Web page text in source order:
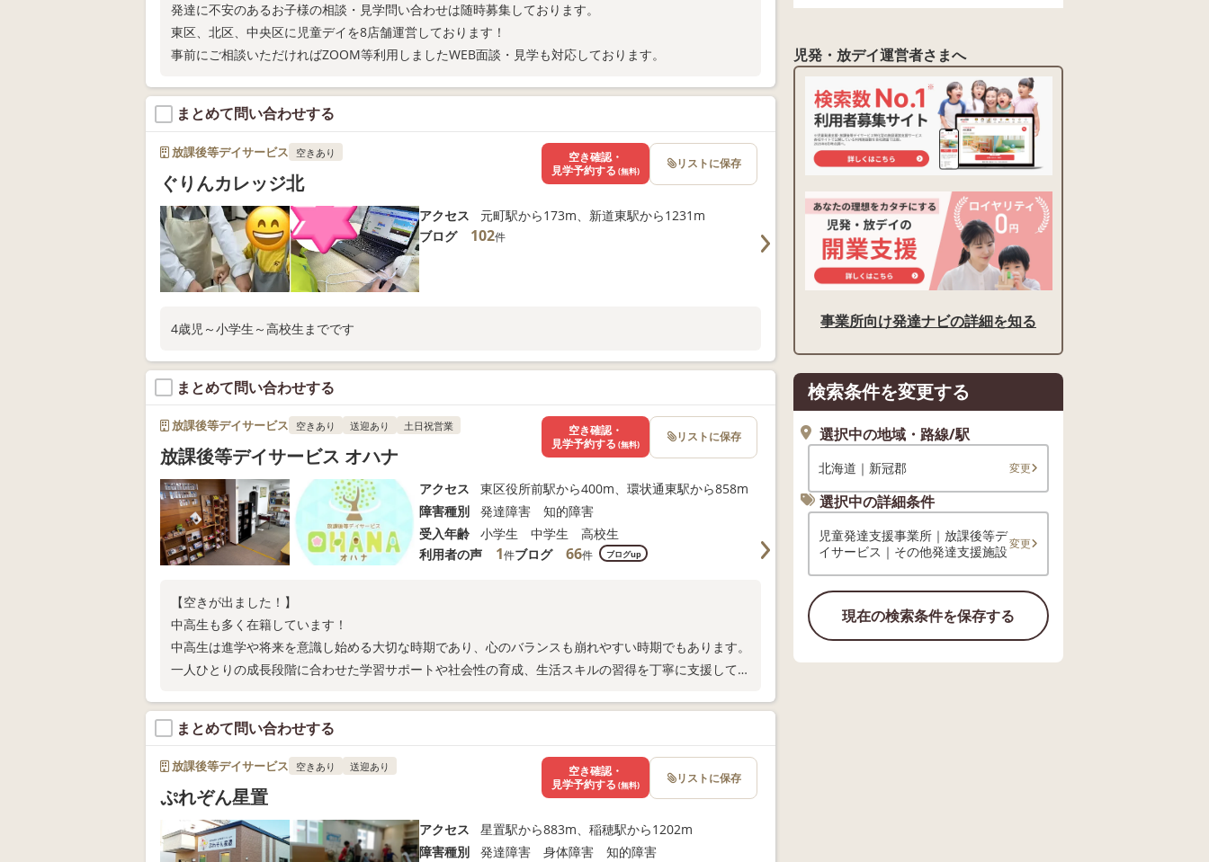
発達に不安のあるお子様の相談・見学問い合わせは随時募集しております。
東区、北区、中央区に児童デイを8店舗運営しております！
事前にご相談いただければZOOM等利用しましたWEB面談・見学も対応しております。
まとめて問い合わせする
放課後等デイサービス 空きあり
ぐりんカレッジ北
アクセス
元町駅から173m、新道東駅から1231m
ブログ
102件
4歳児～小学生～高校生までです
空き確認・
見学予約する (無料) リストに保存
まとめて問い合わせする
放課後等デイサービス 空きあり 送迎あり 土日祝営業
放課後等デイサービス オハナ
アクセス
東区役所前駅から400m、環状通東駅から858m
障害種別
発達障害 知的障害
受入年齢
小学生 中学生 高校生
利用者の声
1件ブログ 66件 ブログup
【空きが出ました！】
中高生も多く在籍しています！
中高生は進学や将来を意識し始める大切な時期であり、心のバランスも崩れやすい時期でもあります。
一人ひとりの成長段階に合わせた学習サポートや社会性の育成、生活スキルの習得を丁寧に支援してい
空き確認・
見学予約する (無料) リストに保存
まとめて問い合わせする
放課後等デイサービス 空きあり 送迎あり
ぷれぞん星置
アクセス
星置駅から883m、稲穂駅から1202m
障害種別
発達障害 身体障害 知的障害
空き確認・
見学予約する (無料) リストに保存
児発・放デイ運営者さまへ
事業所向け発達ナビの詳細を知る
検索条件を変更する
選択中の地域・路線/駅
北海道｜新冠郡 変更
選択中の詳細条件
児童発達支援事業所｜放課後等デ
イサービス｜その他発達支援施設変更
現在の検索条件を保存する